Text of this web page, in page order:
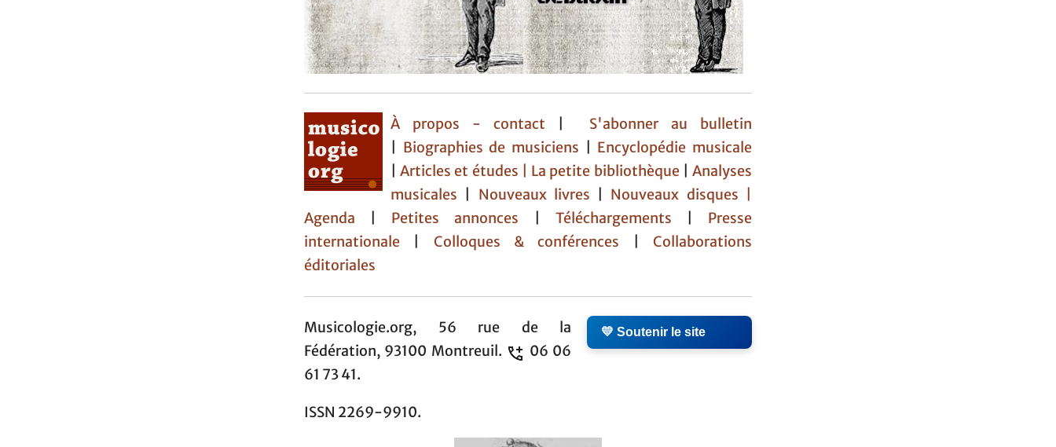
À propos - contact
S'abonner au bulletin
Biographies de musiciens
Encyclopédie musicale
|Articles et études | La petite bibliothèque |Analyses
musicales
Nouveaux livres
Nouveaux disques |
Agenda
Petites annonces Téléchargements
Presse
internationale
Colloques & conférences
Collaborations
éditoriales
💛 Soutenir le site
Musicologie.org, 56 rue de la
Fédération, 93100 Montreuil.
06 06
61 73 41.
ISSN 2269-9910.